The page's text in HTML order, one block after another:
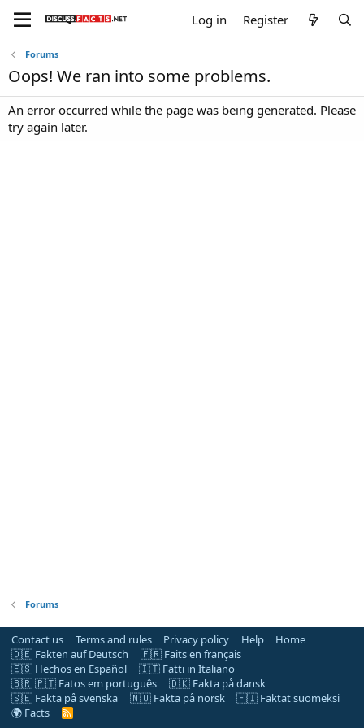
Log in Register
Forums
Oops! We ran into some problems.
An error occurred while the page was being generated. Please
try again later.
Forums
Contact us Terms and rules Privacy policy Help
Home
🇩🇪 Fakten auf Deutsch
🇫🇷 Faits en français
🇪🇸 Hechos en Español
🇮🇹 Fatti in Italiano
🇧🇷 🇵🇹 Fatos em português
🇩🇰 Fakta på dansk
🇸🇪 Fakta på svenska
🇳🇴 Fakta på norsk
🇫🇮 Faktat suomeksi
🌍 Facts
R